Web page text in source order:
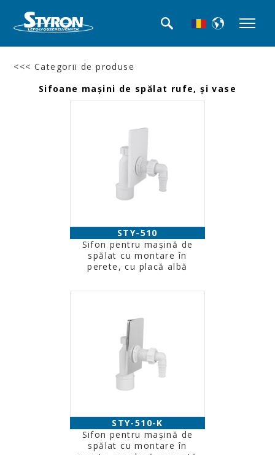
<<< Categorii de produse
Sifoane maşini de spălat rufe, şi vase
STY-510
Sifon pentru maşină de
spălat cu montare în
perete, cu placă albă
STY-510-K
Sifon pentru maşină de
spălat cu montare în